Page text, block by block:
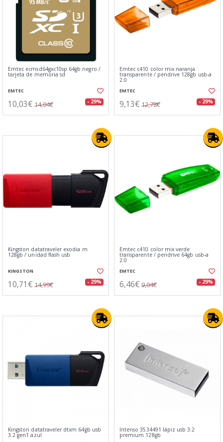
Emtec ecmsd64gxc10sp 64gb negro /
tarjeta de memoria sd
EMTEC
10,03€ 14,04€ - 29%
Emtec c410 color mix naranja
transparente / pendrive 128gb usb-a
2.0
EMTEC
9,13€ 12,78€ - 29%
Kingston datatraveler exodia m
128gb / unidad flash usb
KINGSTON
10,71€ 14,99€ - 29%
Emtec c410 color mix verde
transparente / pendrive 64gb usb-a
2.0
EMTEC
6,46€ 9,04€ - 29%
Kingston datatraveler dtxm 64gb usb
3.2 gen1 azul
Intenso 3534491 lápiz usb 3.2
premium 128gb